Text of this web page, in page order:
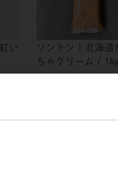
い
ソントン | 北海道
ちゃクリーム / 1kg